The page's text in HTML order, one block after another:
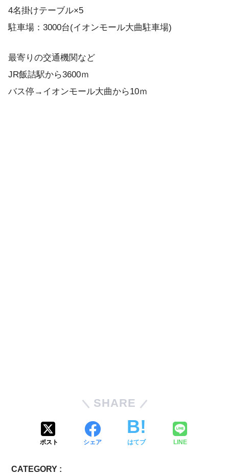
4名掛けテーブル×5
駐車場：3000台(イオンモール大曲駐車場)
最寄りの交通機関など
JR飯詰駅から3600ｍ
バス停→イオンモール大曲から10ｍ
SHARE
ポスト シェア はてブ LINE
CATEGORY :